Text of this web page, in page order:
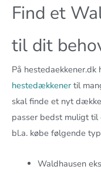
Find et
til dit
På
hestedækkener til
skal finde et nyt
passer bedst muligt til
bl.a. købe følgende
Waldhausen